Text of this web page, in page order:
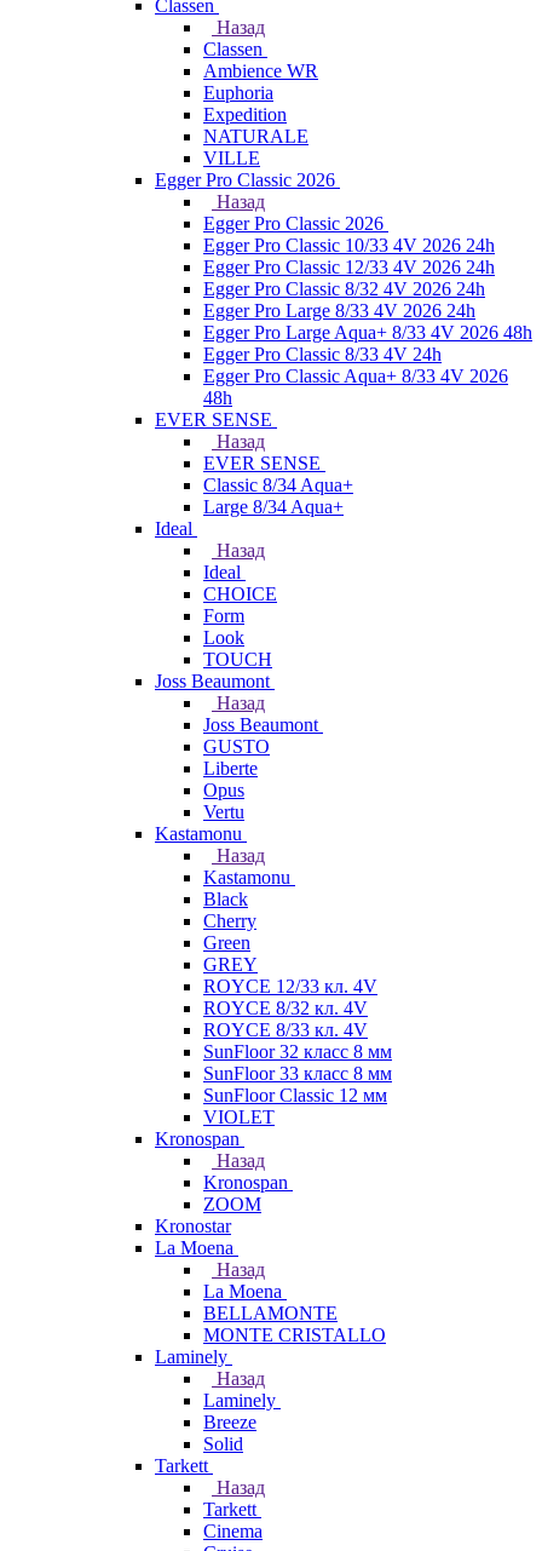
Classen
Назад
Classen
Ambience WR
Euphoria
Expedition
NATURALE
VILLE
Egger Pro Classic 2026
Назад
Egger Pro Classic 2026
Egger Pro Classic 10/33 4V 2026 24h
Egger Pro Classic 12/33 4V 2026 24h
Egger Pro Classic 8/32 4V 2026 24h
Egger Pro Large 8/33 4V 2026 24h
Egger Pro Large Aqua+ 8/33 4V 2026 48h
Egger Pro Classic 8/33 4V 24h
Egger Pro Classic Aqua+ 8/33 4V 2026
48h
EVER SENSE
Назад
EVER SENSE
Classic 8/34 Aqua+
Large 8/34 Aqua+
Ideal
Назад
Ideal
CHOICE
Form
Look
TOUCH
Joss Beaumont
Назад
Joss Beaumont
GUSTO
Liberte
Opus
Vertu
Kastamonu
Назад
Kastamonu
Black
Cherry
Green
GREY
ROYCE 12/33 кл. 4V
ROYCE 8/32 кл. 4V
ROYCE 8/33 кл. 4V
SunFloor 32 класс 8 мм
SunFloor 33 класс 8 мм
SunFloor Classic 12 мм
VIOLET
Kronospan
Назад
Kronospan
ZOOM
Kronostar
La Moena
Назад
La Moena
BELLAMONTE
MONTE CRISTALLO
Laminely
Назад
Laminely
Breeze
Solid
Tarkett
Назад
Tarkett
Cinema